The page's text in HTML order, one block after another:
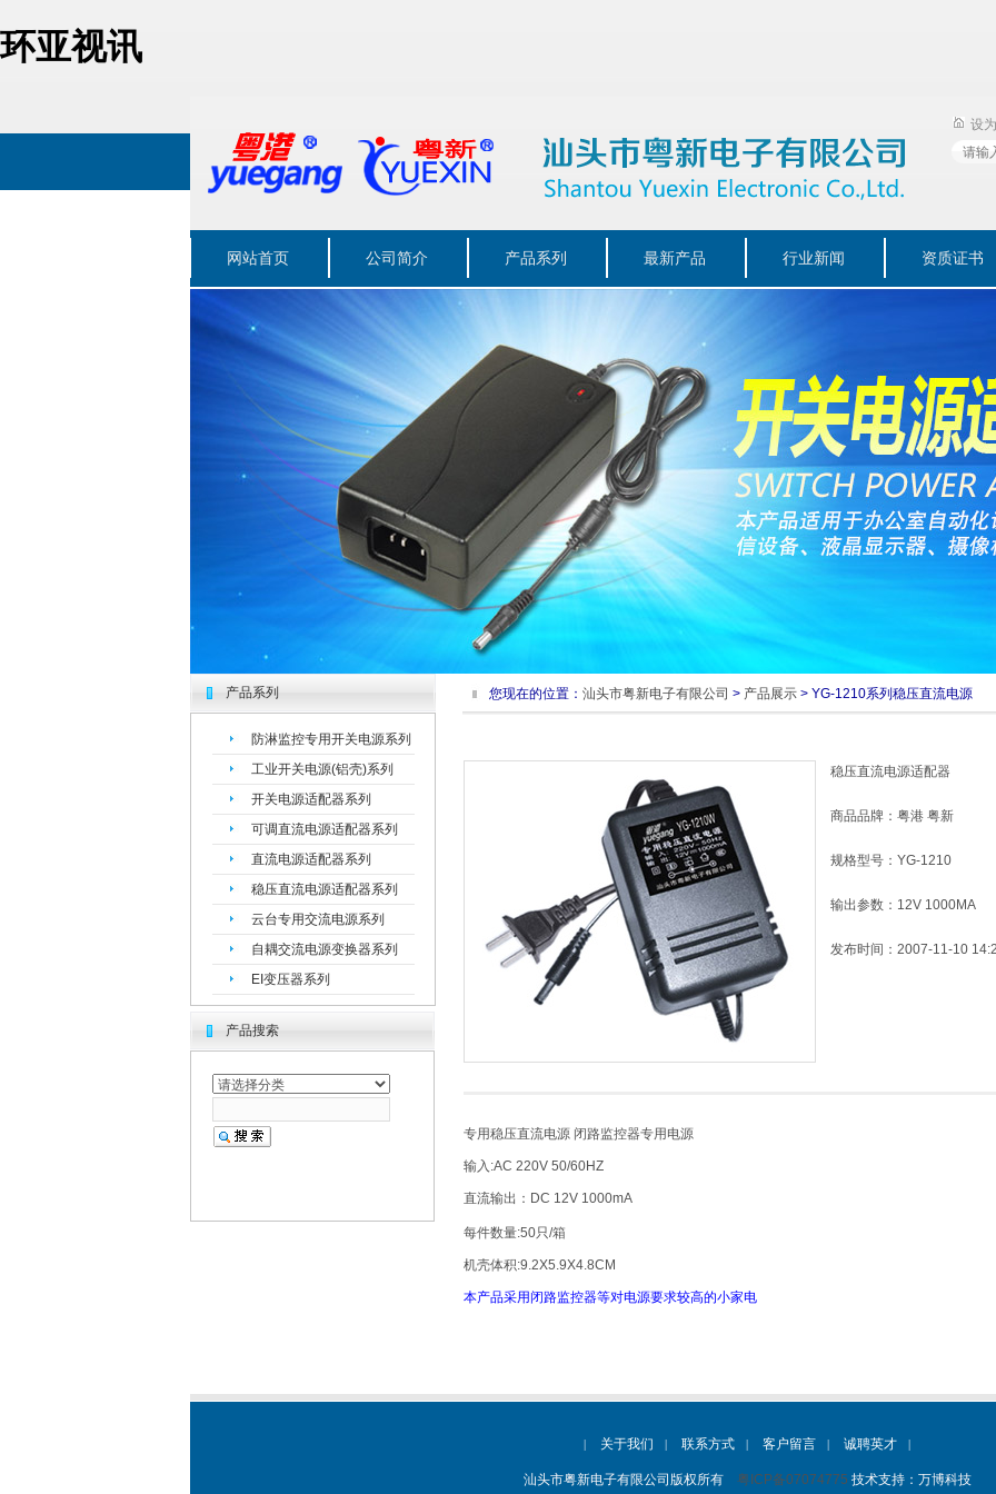
环亚视讯
网站首页 公司简介 产品系列 最新产品 行业新闻 资质证书
联系我们
设
您现在的位置： 汕头市粤新电子有限公司 > 产品展示
产品系列
防淋监控专用开关电源系列
工业开关电源(铝壳)系列
开关电源适配器系列
可调直流电源适配器系列
直流电源适配器系列
稳压直流电源适配器系列
云台专用交流电源系列
自耦交流电源变换器系列
EI变压器系列
稳压直流电源适配器
商品品牌：粤港 粤新
规格型号：YG-1210
输出参数：12V 1000MA
发布时间：2007-11-10
专用稳压直流电源 闭路监控器专用电源
输入:AC 220V 50/60HZ
直流输出：DC 12V 1000mA
每件数量:50只/箱
机壳体积:9.2X5.9X4.8CM
本产品采用闭路监控器等对电源要求较高的小家电
产品搜索
> YG-1210系列稳压直流电源
汕头市粤新电子有限公司版权所有 粤ICP备07074775 技术支持： 万博科技
| 关于我们 | 联系方式 | 客户留言 | 诚聘英才 |